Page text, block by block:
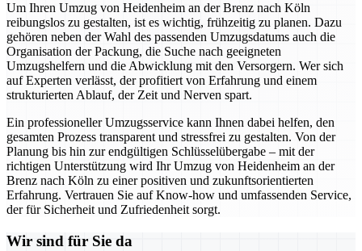
Um Ihren Umzug von Heidenheim an der Brenz nach Köln
reibungslos zu gestalten, ist es wichtig, frühzeitig zu planen. Dazu
gehören neben der Wahl des passenden Umzugsdatums auch die
Organisation der Packung, die Suche nach geeigneten
Umzugshelfern und die Abwicklung mit den Versorgern. Wer sich
auf Experten verlässt, der profitiert von Erfahrung und einem
strukturierten Ablauf, der Zeit und Nerven spart.
Ein professioneller Umzugsservice kann Ihnen dabei helfen, den
gesamten Prozess transparent und stressfrei zu gestalten. Von der
Planung bis hin zur endgültigen Schlüsselübergabe – mit der
richtigen Unterstützung wird Ihr Umzug von Heidenheim an der
Brenz nach Köln zu einer positiven und zukunftsorientierten
Erfahrung. Vertrauen Sie auf Know-how und umfassenden Service,
der für Sicherheit und Zufriedenheit sorgt.
Wir sind für Sie da